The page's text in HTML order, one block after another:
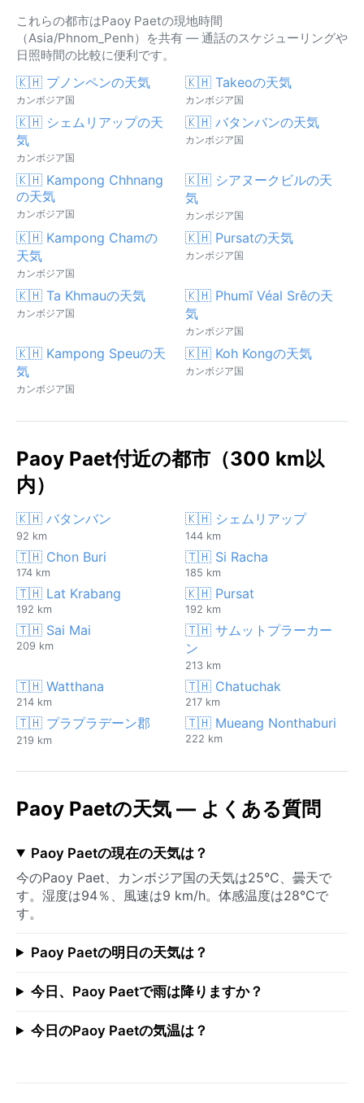
これらの都市はPaoy Paetの現地時間
（Asia/Phnom_Penh）を共有 — 通話のスケジューリングや
日照時間の比較に便利です。
🇰🇭 プノンペンの天気
カンボジア国
🇰🇭 Takeoの天気
カンボジア国
🇰🇭 シェムリアップの天
気
カンボジア国
🇰🇭 バタンバンの天気
カンボジア国
🇰🇭 Kampong Chhnang
の天気
カンボジア国
🇰🇭 シアヌークビルの天
気
カンボジア国
🇰🇭 Kampong Chamの
天気
カンボジア国
🇰🇭 Pursatの天気
カンボジア国
🇰🇭 Ta Khmauの天気
カンボジア国
🇰🇭 Phumĭ Véal Srêの天
気
カンボジア国
🇰🇭 Kampong Speuの天
気
カンボジア国
🇰🇭 Koh Kongの天気
カンボジア国
Paoy Paet付近の都市（300 km以
内）
🇰🇭 バタンバン
92 km
🇰🇭 シェムリアップ
144 km
🇹🇭 Chon Buri
174 km
🇹🇭 Si Racha
185 km
🇹🇭 Lat Krabang
192 km
🇰🇭 Pursat
192 km
🇹🇭 Sai Mai
209 km
🇹🇭 サムットプラーカー
ン
213 km
🇹🇭 Watthana
214 km
🇹🇭 Chatuchak
217 km
🇹🇭 プラプラデーン郡
219 km
🇹🇭 Mueang Nonthaburi
222 km
Paoy Paetの天気 — よくある質問
Paoy Paetの現在の天気は？
今のPaoy Paet、カンボジア国の天気は25°C、曇天で
す。湿度は94％、風速は9 km/h。体感温度は28°Cで
す。
Paoy Paetの明日の天気は？
今日、Paoy Paetで雨は降りますか？
今日のPaoy Paetの気温は？